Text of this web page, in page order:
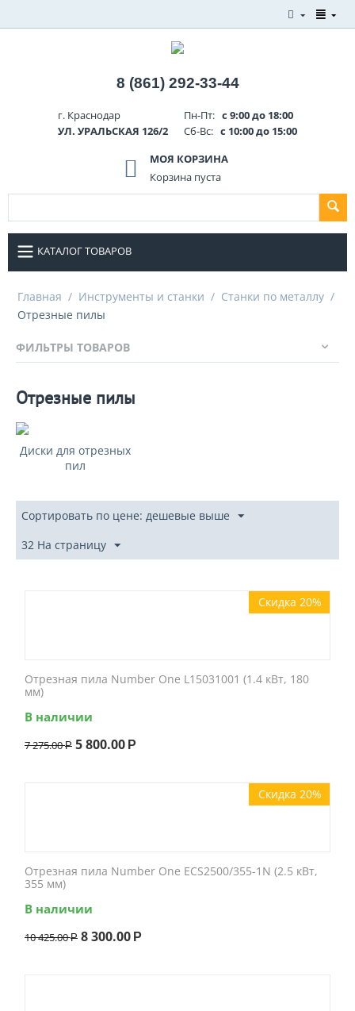
8 (861) 292-33-44
г. Краснодар
УЛ. УРАЛЬСКАЯ 126/2
Пн-Пт: с 9:00 до 18:00
Сб-Вс: с 10:00 до 15:00
МОЯ КОРЗИНА
Корзина пуста
КАТАЛОГ ТОВАРОВ
Главная / Инструменты и станки / Станки по металлу /
Отрезные пилы
ФИЛЬТРЫ ТОВАРОВ
Отрезные пилы
Диски для отрезных
пил
Сортировать по цене: дешевые выше
32 На страницу
Скидка 20%
Отрезная пила Number One L15031001 (1.4 кВт, 180
мм)
В наличии
7 275.00 Р 5 800.00 Р
Скидка 20%
Отрезная пила Number One ECS2500/355-1N (2.5 кВт,
355 мм)
В наличии
10 425.00 Р 8 300.00 Р